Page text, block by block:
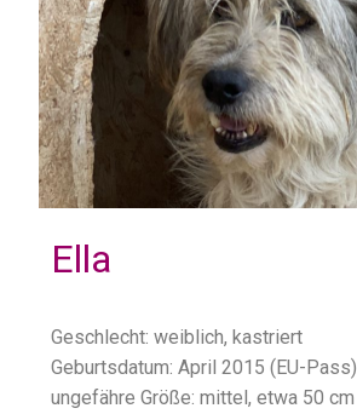
Ella
Geschlecht: weiblich, kastriert
Geburtsdatum: April 2015 (EU-Pass)
ungefähre Größe: mittel, etwa 50 cm